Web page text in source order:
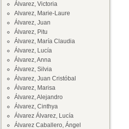
Álvarez, Victoria
Alvarez, Marie-Laure
Álvarez, Juan
Álvarez, Pitu
Álvarez, María Claudia
Álvarez, Lucía
Álvarez, Anna
Álvarez, Silvia
Álvarez, Juan Cristóbal
Álvarez, Marisa
Álvarez, Alejandro
Álvarez, Cinthya
Álvarez Álvarez, Lucía
Álvarez Caballero, Ángel